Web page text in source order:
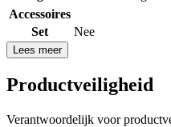
Accessoires
Set
Nee
Lees meer
Productveiligheid
Verantwoordelijk voor